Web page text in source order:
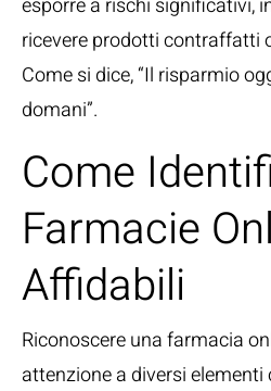
esporre a rischi significativi,
ricevere prodotti contraffatti
Come si dice, “Il risparmio
domani”.
Come
Farmacie
Affidabili
Riconoscere una farmacia
attenzione a diversi elementi